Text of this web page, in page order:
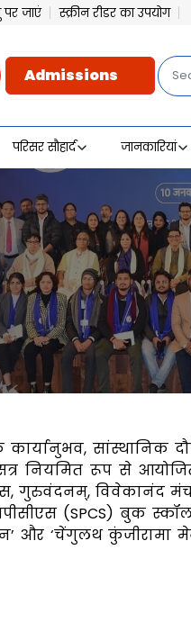
जाएं स्क्रीन रीडर का उपयोग
Admissions खोज
परिसर सौहार्द जानकारियां
सांस्थानिक
नियमित रूप से
गुरुवंदनम्, विवेकानंद
(SPCS) बुक
और ‘चेंगुलथ कुंजीरामा